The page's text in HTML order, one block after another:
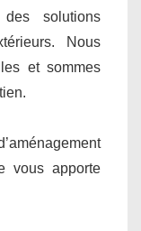
solutions
Nous
et sommes
vous apporte